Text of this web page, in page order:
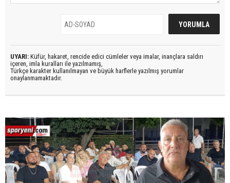
UYARI: Küfür, hakaret, rencide edici cümleler veya imalar, inançlara saldırı
içeren, imla kuralları ile yazılmamış,
Türkçe karakter kullanılmayan ve büyük harflerle yazılmış yorumlar
onaylanmamaktadır.